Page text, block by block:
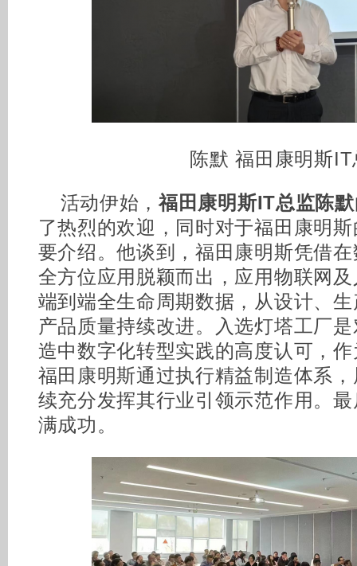
陈默 福田康明斯IT
活动伊始，福田康明斯IT总监陈默
了热烈的欢迎，同时对于福田康明
要介绍。他谈到，福田康明斯凭借
全方位应用脱颖而出，应用物联网
端到端全生命周期数据，从设计、
产品质量持续改进。入选灯塔工厂
造中数字化转型实践的高度认可，作
福田康明斯通过执行精益制造体系
续充分发挥其行业引领示范作用。
满成功。